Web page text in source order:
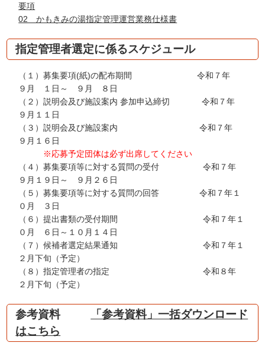
要項
02 かもきみの湯指定管理運営業務仕様書
指定管理者選定に係るスケジュール
（１）募集要項(紙)の配布期間 令和７年
９月 １日～ ９月 ８日
（２）説明会及び施設案内 参加申込締切 令和７年
９月１１日
（３）説明会及び施設案内 令和７年
９月１６日
※応募予定団体は必ず出席してください
（４）募集要項等に対する質問の受付 令和７年
９月１９日～ ９月２６日
（５）募集要項等に対する質問の回答 令和７年１
０月 ３日
（６）提出書類の受付期間 令和７年１
０月 ６日～１０月１４日
（７）候補者選定結果通知 令和７年１
２月下旬（予定）
（８）指定管理者の指定 令和８年
２月下旬（予定）
参考資料
「参考資料」一括ダウンロード
はこちら